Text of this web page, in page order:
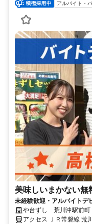
アルバイト・
美味しいまかない無
未経験歓迎・アルバイトデ
型自由、週1日3h～OK
や台ずし 荒川沖駅前町
アクセス ＪＲ常磐線 荒